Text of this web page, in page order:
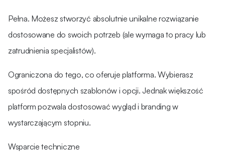
Pełna. Możesz stworzyć absolutnie unikalne rozwiązanie
dostosowane do swoich potrzeb (ale wymaga to pracy lub
zatrudnienia specjalistów).
Ograniczona do tego, co oferuje platforma. Wybierasz
spośród dostępnych szablonów i opcji. Jednak większość
platform pozwala dostosować wygląd i branding w
wystarczającym stopniu.
Wsparcie techniczne